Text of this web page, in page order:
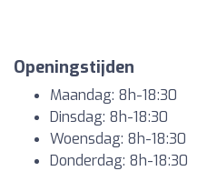
Openingstijden
Maandag: 8h-18:30
Dinsdag: 8h-18:30
Woensdag: 8h-18:30
Donderdag: 8h-18:30